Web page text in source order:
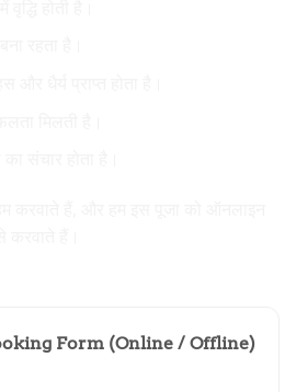
Form (Online / Offline)